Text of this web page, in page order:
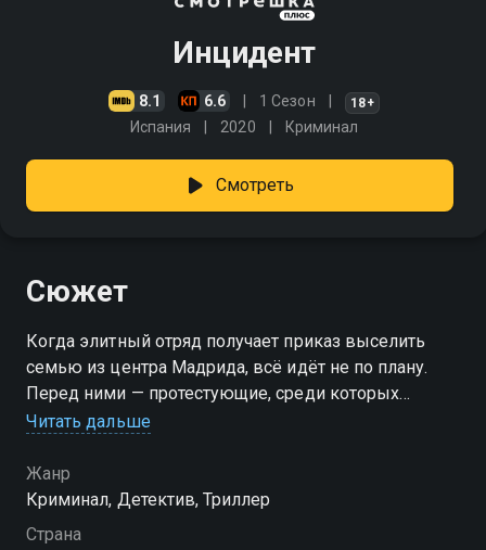
Инцидент
8.1 6.6 1 Сезон 18+
Испания 2020 Криминал
Смотреть
Сюжет
Когда элитный отряд получает приказ выселить
семью из центра Мадрида, всё идёт не по плану.
Перед ними — протестующие, среди которых
женщины, дети, соседи, кричащие «хватит».
молодой африканец. Для системы — это всего лишь
трагическая ошибка. Для службы — повод закрыть
дело побыстрее. Но офицер Лаия Уркихо не готова с
Читать дальше
Жанр
Криминал, Детектив, Триллер
Страна